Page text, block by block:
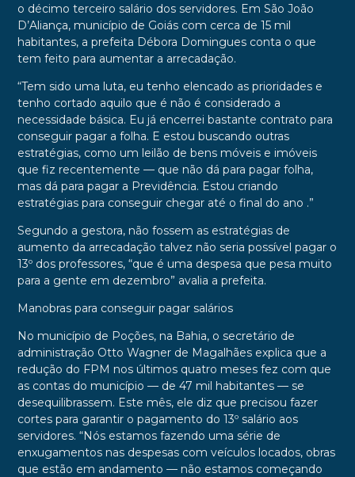
o décimo terceiro salário dos servidores. Em São João
D’Aliança, município de Goiás com cerca de 15 mil
habitantes, a prefeita Débora Domingues conta o que
tem feito para aumentar a arrecadação.
“Tem sido uma luta, eu tenho elencado as prioridades e
tenho cortado aquilo que é não é considerado a
necessidade básica. Eu já encerrei bastante contrato para
conseguir pagar a folha. E estou buscando outras
estratégias, como um leilão de bens móveis e imóveis
que fiz recentemente — que não dá para pagar folha,
mas dá para pagar a Previdência. Estou criando
estratégias para conseguir chegar até o final do ano .”
Segundo a gestora, não fossem as estratégias de
aumento da arrecadação talvez não seria possível pagar o
13º dos professores, “que é uma despesa que pesa muito
para a gente em dezembro” avalia a prefeita.
Manobras para conseguir pagar salários
No município de Poções, na Bahia, o secretário de
administração Otto Wagner de Magalhães explica que a
redução do FPM nos últimos quatro meses fez com que
as contas do município — de 47 mil habitantes — se
desequilibrassem. Este mês, ele diz que precisou fazer
cortes para garantir o pagamento do 13º salário aos
servidores. “Nós estamos fazendo uma série de
enxugamentos nas despesas com veículos locados, obras
que estão em andamento — não estamos começando